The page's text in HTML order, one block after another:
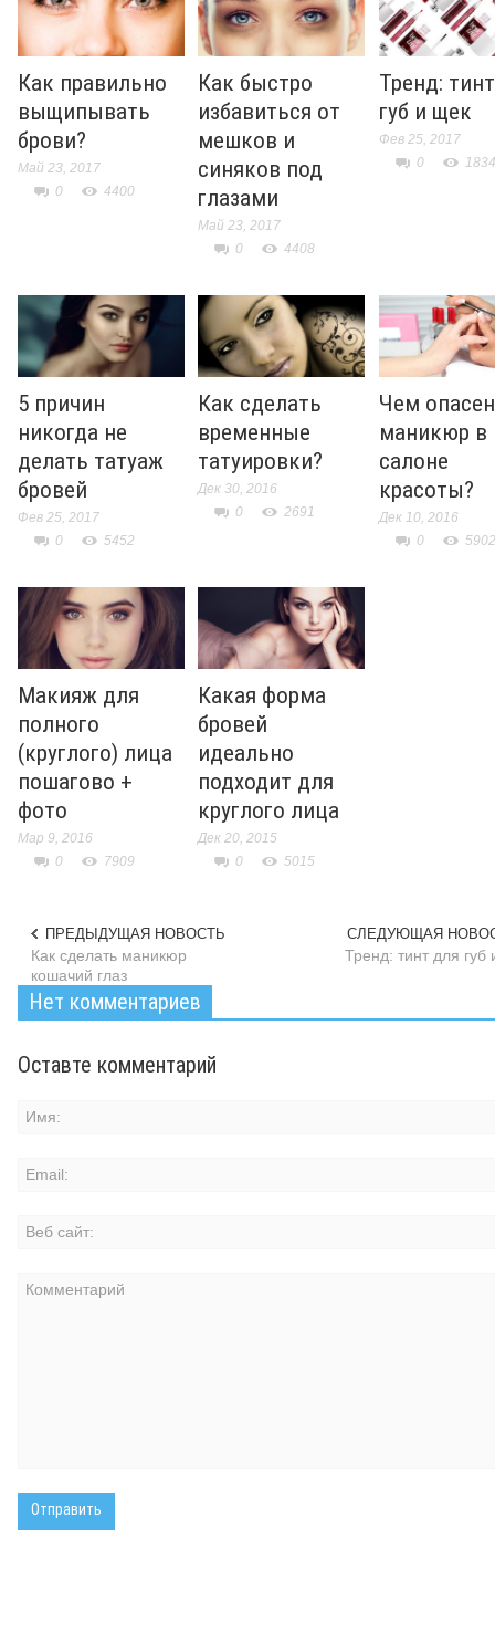
Как правильно
выщипывать
брови?
Май 23, 2017
0
4400
Как быстро
избавиться от
мешков и
синяков под
глазами
Май 23, 2017
0
4408
Тренд:
губ и щек
Фев 25, 2017
0
1834
5 причин
никогда не
делать татуаж
бровей
Фев 25, 2017
0
5452
Как сделать
временные
татуировки?
Дек 30, 2016
0
2691
Чем опасен
маникюр в
салоне
красоты?
Дек 10, 2016
0
5902
Макияж для
полного
(круглого) лица
пошагово +
фото
Мар 9, 2016
0
7909
Какая форма
бровей
идеально
подходит для
круглого лица
Дек 20, 2015
0
5015
ПРЕДЫДУЩАЯ НОВОСТЬ
Как сделать маникюр
кошачий глаз
СЛЕДУЮЩАЯ
Тренд: тинт для губ
Нет комментариев
Оставте комментарий